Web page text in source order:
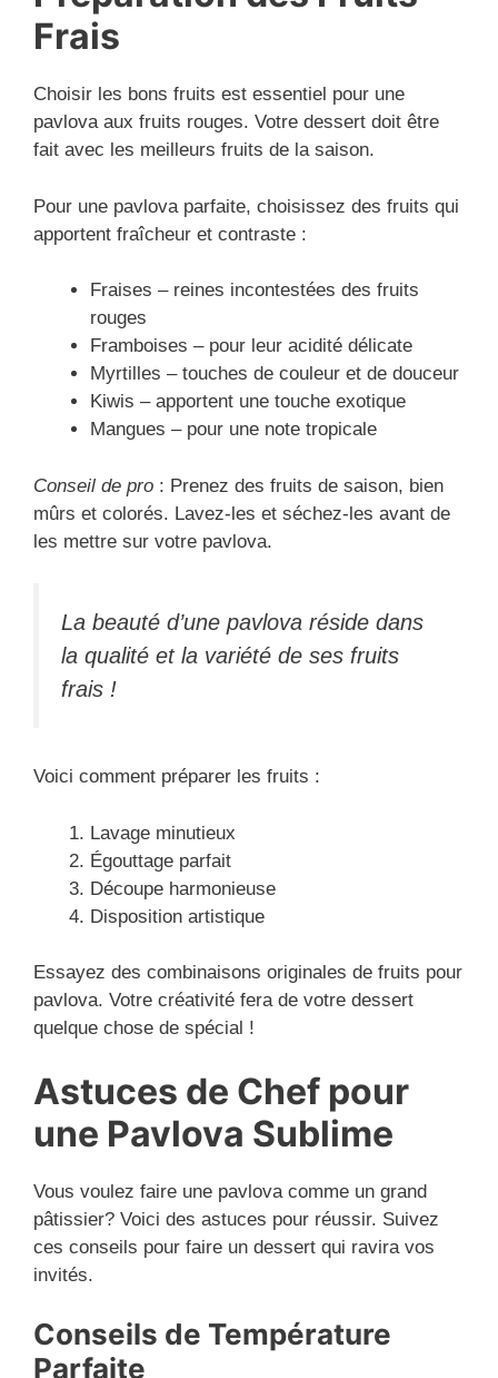
Frais
Choisir les bons fruits est essentiel pour une
pavlova aux fruits rouges. Votre dessert doit être
fait avec les meilleurs fruits de la saison.
Pour une pavlova parfaite, choisissez des fruits qui
apportent fraîcheur et contraste :
Fraises – reines incontestées des fruits
rouges
Framboises – pour leur acidité délicate
Myrtilles – touches de couleur et de douceur
Kiwis – apportent une touche exotique
Mangues – pour une note tropicale
Conseil de pro : Prenez des fruits de saison, bien
mûrs et colorés. Lavez-les et séchez-les avant de
les mettre sur votre pavlova.
La beauté d’une pavlova réside dans
la qualité et la variété de ses fruits
frais !
Voici comment préparer les fruits :
Lavage minutieux
Égouttage parfait
Découpe harmonieuse
Disposition artistique
Essayez des combinaisons originales de fruits pour
pavlova. Votre créativité fera de votre dessert
quelque chose de spécial !
Astuces de Chef pour
une Pavlova Sublime
Vous voulez faire une pavlova comme un grand
pâtissier? Voici des astuces pour réussir. Suivez
ces conseils pour faire un dessert qui ravira vos
invités.
Conseils de Température
Parfaite